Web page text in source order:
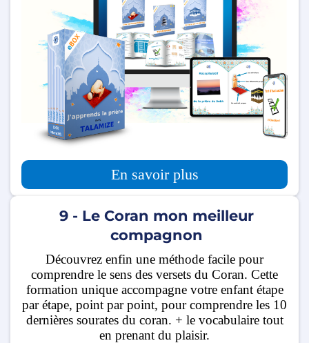
En savoir plus
9 - Le Coran mon meilleur
compagnon
Découvrez enfin une méthode facile pour
comprendre le sens des versets du Coran. Cette
formation unique accompagne votre enfant étape
par étape, point par point, pour comprendre les 10
dernières sourates du coran. + le vocabulaire tout
en prenant du plaisir.